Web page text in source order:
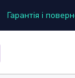
Гарантія і